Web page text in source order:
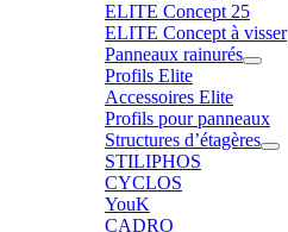
ELITE Concept 25
ELITE Concept à visser
Panneaux rainurés
Profils Elite
Accessoires Elite
Profils pour panneaux
Structures d’étagères
STILIPHOS
CYCLOS
YouK
CADRO